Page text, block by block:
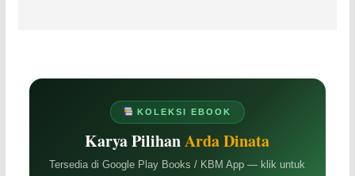
KOLEKSI EBOOK
Karya PilihanArda Dinata
Tersedia di Google Play Books / KBM App — klik untuk